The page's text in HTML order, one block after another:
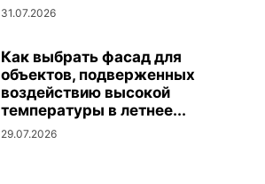
31.07.2026
Как выбрать фасад для
объектов, подверженных
воздействию высокой
температуры в летнее...
29.07.2026